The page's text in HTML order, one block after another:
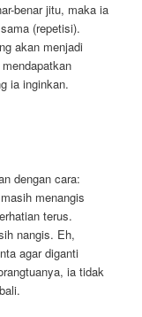
benar jitu, maka ia
(repetisi).
akan menjadi
ia inginkan.
dengan cara:
menangis
terus.
nangis. Eh,
agar diganti
ia tidak